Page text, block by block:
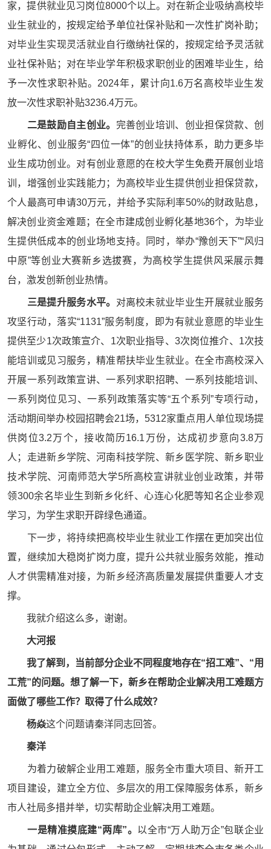
家，提供就业见习岗位8000个以上。对在新企业吸纳高校毕
业生就业的，按规定给予单位社保补贴和一次性扩岗补助；
对毕业生实现灵活就业自行缴纳社保的，按规定给予灵活就
业社保补贴；对在毕业学年积极求职创业的困难毕业生，给
予一次性求职补贴。2024年，累计向1.6万名高校毕业生发
放一次性求职补贴3236.4万元。
二是鼓励自主创业。 完善创业培训、创业担保贷款、创
业孵化、创业服务“四位一体”的创业扶持体系，助力更多毕
业生成功创业。对有创业意愿的在校大学生免费开展创业培
训，增强创业实践能力；为高校毕业生提供创业担保贷款，
个人最高可申请30万元，并给予实际利率50%的财政贴息，
解决创业资金难题；在全市建成创业孵化基地36个，为毕业
生提供低成本的创业场地支持。同时，举办“豫创天下”“风归
中原”等创业大赛新乡选拔赛，为高校学生提供风采展示舞
台，激发创新创业热情。
三是提升服务水平。 对离校未就业毕业生开展就业服务
攻坚行动，落实“1131”服务制度，即为有就业意愿的毕业生
提供至少1次政策宣介、1次职业指导、3次岗位推介、1次技
能培训或见习服务，精准帮扶毕业生就业。在全市高校深入
开展一系列政策宣讲、一系列求职招聘、一系列技能培训、
一系列岗位见习、一系列政策落实等“五个系列”专项行动，
活动期间举办校园招聘会21场，5312家重点用人单位现场提
供岗位3.2万个，接收简历16.1万份，达成初步意向3.8万
人；走进新乡学院、河南科技学院、新乡医学院、新乡职业
技术学院、河南师范大学5所高校宣讲就业创业政策，并带
领300余名毕业生到新乡化纤、心连心化肥等知名企业参观
学习，为学生求职开辟绿色通道。
下一步，将持续把高校毕业生就业工作摆在更加突出位
置，继续加大稳岗扩岗力度，提升公共就业服务效能，推动
人才供需精准对接，为新乡经济高质量发展提供重要人才支
撑。
我就介绍这么多，谢谢。
大河报
我了解到，当前部分企业不同程度地存在“招工难”、“用
工荒”的问题。想了解一下，新乡在帮助企业解决用工难题方
面做了哪些工作？取得了什么成效？
杨焱这个问题请秦洋同志回答。
秦洋
为着力破解企业用工难题，服务全市重大项目、新开工
项目建设，建立全方位、多层次的用工保障服务体系，新乡
市人社局多措并举，切实帮助企业解决用工难题。
一是精准摸底建“两库”。 以全市“万人助万企”包联企业